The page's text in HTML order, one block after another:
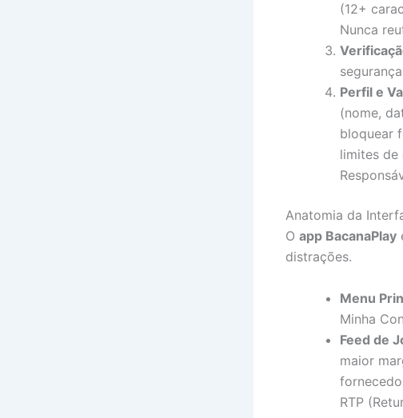
(12+
Nunca
Perfil e
(nome,
bloquear
limites de
Anatomia da
O app BacanaPlay
distrações.
Menu
Minha
Feed de
maior
RTP